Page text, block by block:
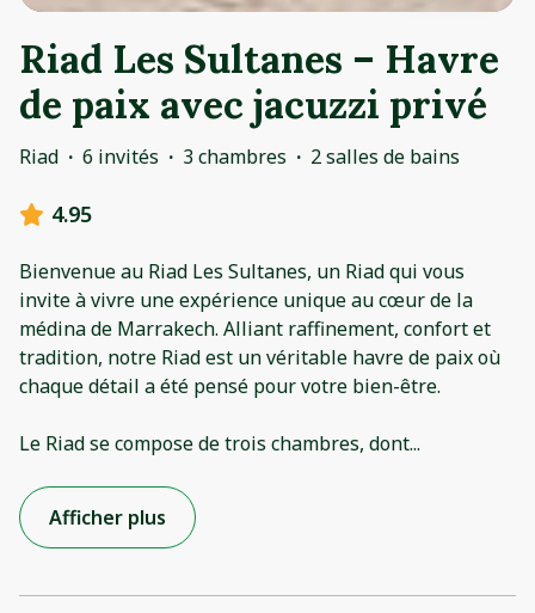
Riad Les Sultanes – Havre
de paix avec jacuzzi privé
Riad · 6 invités · 3 chambres · 2 salles de bains
4.95
Bienvenue au Riad Les Sultanes, un Riad qui vous
invite à vivre une expérience unique au cœur de la
médina de Marrakech. Alliant raffinement, confort et
tradition, notre Riad est un véritable havre de paix où
chaque détail a été pensé pour votre bien-être.
Le Riad se compose de trois chambres, dont...
Afficher plus